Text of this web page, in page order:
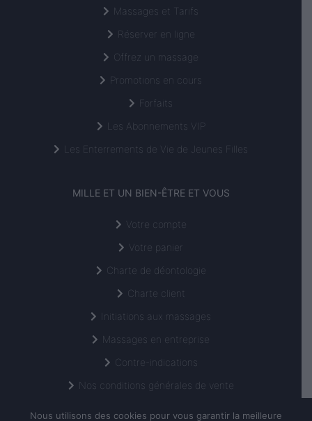
Massages et Tarifs
Réserver en ligne
Offrez un massage
Promotions en cours
Forfaits
Les Abonnements VIP
Les Enterrements de Vie de Jeunes Filles
MILLE ET UN BIEN-ÊTRE ET VOUS
Votre compte
Votre panier
Charte de déontologie
Charte client
Initiations aux massages
Massages en entreprise
Contre-indications
Nos conditions générales de vente
Nous utilisons des cookies pour vous garantir la meilleure